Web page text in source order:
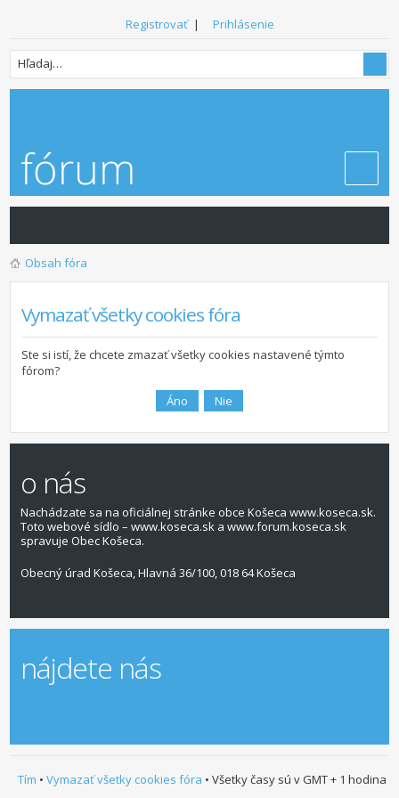
Registrovať| Prihlásenie
Obsah fóra
Vymazať všetky cookies fóra
Ste si istí, že chcete zmazať všetky cookies nastavené týmto
fórom?
o nás
Nachádzate sa na oficiálnej stránke obce Košeca www.koseca.sk.
Toto webové sídlo – www.koseca.sk a www.forum.koseca.sk
spravuje Obec Košeca.
Obecný úrad Košeca, Hlavná 36/100, 018 64 Košeca
nájdete nás
Tím • Vymazať všetky cookies fóra • Všetky časy sú v GMT + 1 hodina